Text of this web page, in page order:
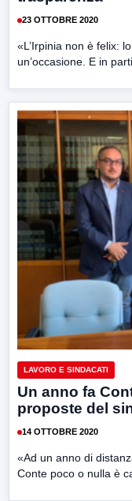
23 OTTOBRE 2020
«L’Irpinia non è felix:
un’occasione. E in
LAVORO E SINDACATI
Un anno fa
proposte del
14 OTTOBRE 2020
«Ad un anno di
Conte poco o nulla è